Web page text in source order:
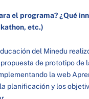
el programa? ¿Qué
etc.)
del Minedu
de prototipo de
la web
planificación y los